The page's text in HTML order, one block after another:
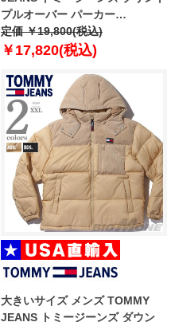
プルオーバー パーカー
ESSENTIAL BACK PRINT
HOODIE USA直輸入
定価 ￥19,800(税込)
￥17,820(税込)
大きいサイズ メンズ TOMMY
JEANS トミージーンズ ダウン